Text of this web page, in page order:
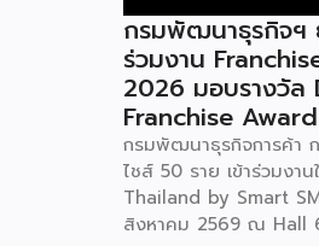
กรมพัฒนาธุรกิจฯ
ร่วมงาน
2026 มอบรางวัล
Franchise Award
กรมพัฒนาธุรกิจการค้า
ไชส์ 50 ราย เข้าร่วมงา
Thailand by Smart
สิงหาคม 2569 ณ Hall